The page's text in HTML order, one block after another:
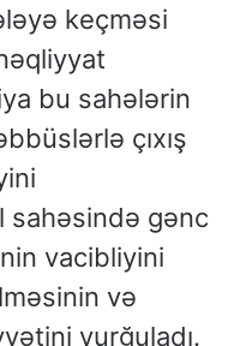
keçməsi
bu sahələrin
çıxış
sahəsində gənc
vacibliyini
və
vurğuladı.